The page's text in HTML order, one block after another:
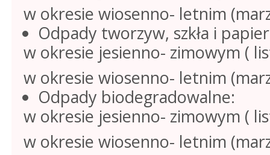
w okresie wiosenno- letnim
Odpady tworzyw, szkła i
w okresie jesienno- zimowym (
w okresie wiosenno- letnim
Odpady biodegradowalne:
w okresie jesienno- zimowym (
w okresie wiosenno- letnim